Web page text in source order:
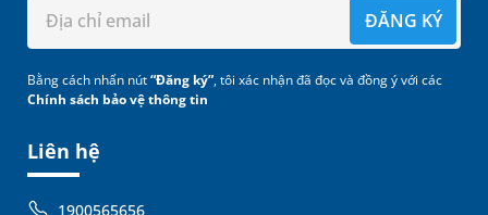
Liên hệ
1900565656
ĐĂNG KÝ
Bằng cách nhấn nút“Đăng ký”, tôi xác nhận đã đọc và đồng ý với các
Chính sách bảo vệ thông tin